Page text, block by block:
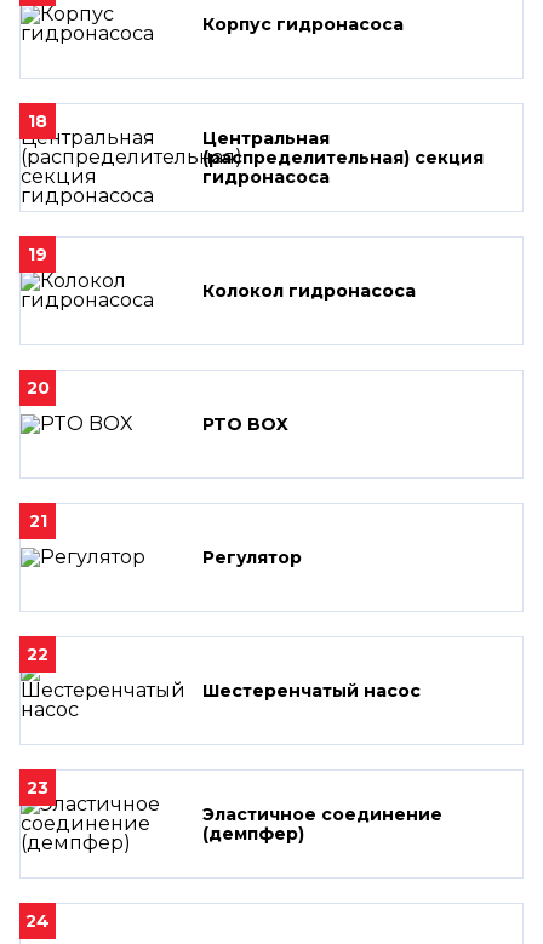
Корпус гидронасоса
18
Центральная
(распределительная) секция
гидронасоса
19
Колокол гидронасоса
20
PTO BOX
21
Регулятор
22
Шестеренчатый насос
23
Эластичное соединение
(демпфер)
24